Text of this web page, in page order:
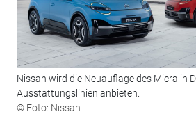
Nissan wird die Neuauflage des Micra in
Ausstattungslinien anbieten.
© Foto: Nissan